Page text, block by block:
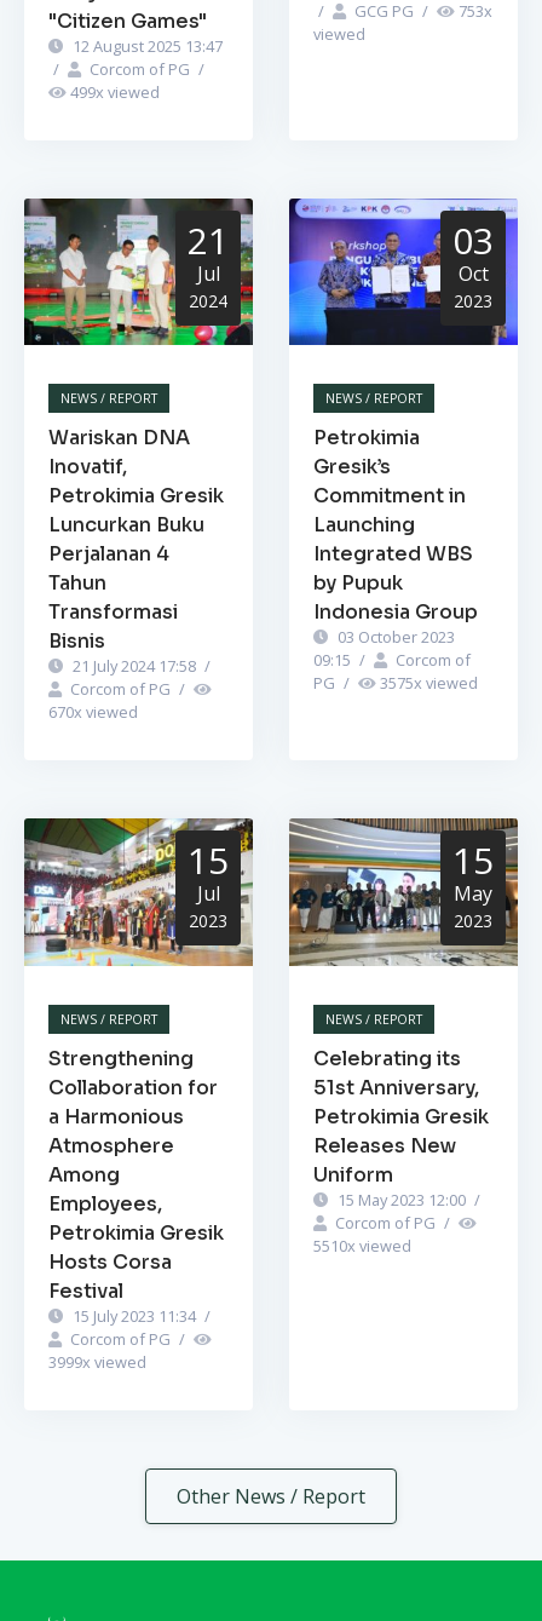
"Citizen Games"
12 August 2025 13:47
/
Corcom of PG /
499x viewed
/ GCG PG / 753x
viewed
21
Jul
2024
NEWS / REPORT
Wariskan DNA
Inovatif,
Petrokimia Gresik
Luncurkan Buku
Perjalanan 4
Tahun
Transformasi
Bisnis
21 July 2024 17:58 /
Corcom of PG /
670x viewed
03
Oct
2023
NEWS / REPORT
Petrokimia
Gresik’s
Commitment in
Launching
Integrated WBS
by Pupuk
Indonesia Group
03 October 2023
09:15 /
Corcom of
PG / 3575x viewed
15
Jul
2023
NEWS / REPORT
Strengthening
Collaboration for
a Harmonious
Atmosphere
Among
Employees,
Petrokimia Gresik
Hosts Corsa
Festival
15 July 2023 11:34 /
Corcom of PG /
3999x viewed
15
May
2023
NEWS / REPORT
Celebrating its
51st Anniversary,
Petrokimia Gresik
Releases New
Uniform
15 May 2023 12:00 /
Corcom of PG /
5510x viewed
Other News / Report